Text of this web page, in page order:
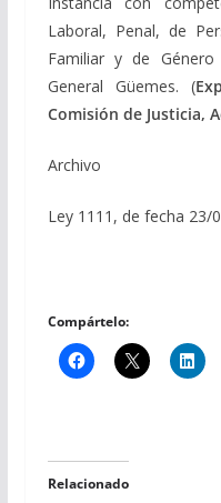
Laboral, Penal, de
Familiar y de
General Güemes. (
Comisión de Justicia,
Archivo
Ley 1111, de fecha 23/
Compártelo:
Relacionado